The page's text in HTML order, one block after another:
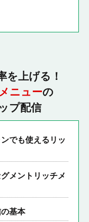
を上げる！
ニューの
プ配信
でも使えるリッ
メントリッチメ
基本